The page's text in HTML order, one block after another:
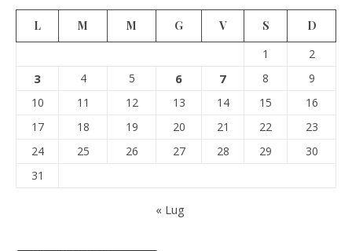
L M M G V S
D
1
2
3 4 5 6 7 8
9
10
11 12 13 14 15
16
17
18 19 20 21 22
23
24
25 26 27 28 29
30
31
« Lug